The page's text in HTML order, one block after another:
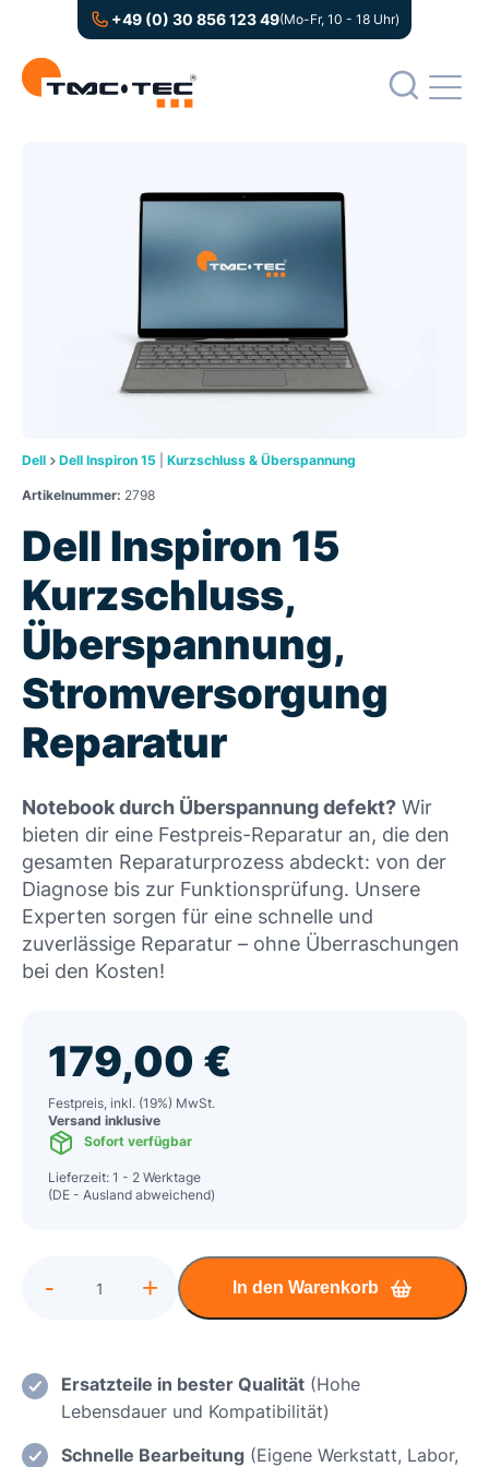
+49 (0) 30 856 123 49(Mo-Fr, 10 - 18 Uhr)
Dell Dell Inspiron 15 Kurzschluss & Überspannung
Artikelnummer: 2798
Dell Inspiron 15
Kurzschluss,
Überspannung,
Stromversorgung
Reparatur
Notebook durch Überspannung defekt? Wir
bieten dir eine Festpreis-Reparatur an, die den
gesamten Reparaturprozess abdeckt: von der
Diagnose bis zur Funktionsprüfung. Unsere
Experten sorgen für eine schnelle und
zuverlässige Reparatur – ohne Überraschungen
bei den Kosten!
179,00 €
Festpreis, inkl. (19%) MwSt.
Versand inklusive
Sofort verfügbar
Lieferzeit: 1 - 2 Werktage
(DE - Ausland abweichend)
Dell
Kurzschluss,
Überspannung,
- + In den Warenkorb
Ersatzteile in bester Qualität (Hohe
Lebensdauer und Kompatibilität)
Schnelle Bearbeitung (Eigene Werkstatt, Labor,